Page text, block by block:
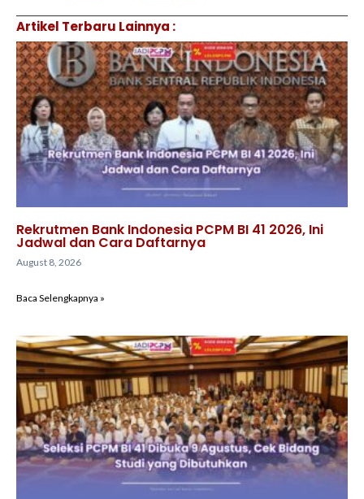
Artikel Terbaru Lainnya :
Rekrutmen Bank Indonesia PCPM BI 41 2026, Ini
Jadwal dan Cara Daftarnya
August 8, 2026
Baca Selengkapnya »